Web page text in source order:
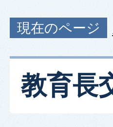
現在のページ
教育長